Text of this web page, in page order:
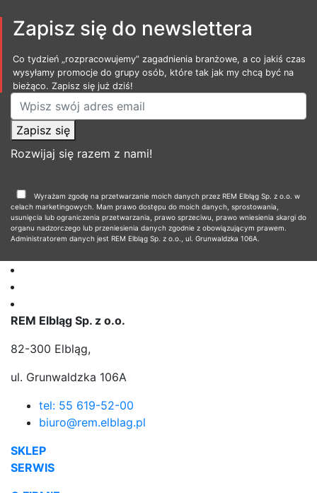
Zapisz się do newslettera
Co tydzień „rozpracowujemy” zagadnienia branżowe, a co jakiś czas
wysyłamy promocje do grupy osób, które tak jak my chcą być na
bieżąco. Zapisz się już dziś!
Zapisz się
Rozwijaj się razem z nami!
Wyrażam zgodę na przetwarzanie moich danych przez REM Elbląg Sp. z o.o. w
celach marketingowych. Mam prawo dostępu do moich danych, sprostowania,
usunięcia lub ograniczenia przetwarzania, prawo sprzeciwu, prawo wniesienia skargi do
organu nadzorczego lub przeniesienia danych zgodnie z obowiązującym prawem.
Administratorem danych jest REM Elbląg Sp. z o.o., ul. Grunwaldzka 106A.
REM Elbląg Sp. z o.o.
82-300 Elbląg,
ul. Grunwaldzka 106A
tel: 55 619-52-00
biuro@rem.elblag.pl
SKLEP
SERWIS